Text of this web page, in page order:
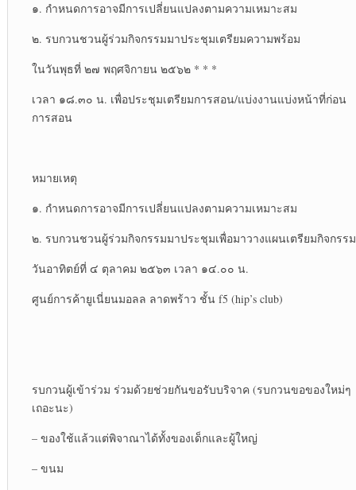
๑. กำหนดการอาจมีการเปลี่ยนแปลงตามความเหมาะสม
๒. รบกวนชวนผู้ร่วมกิจกรรมมาประชุมเตรียมความพร้อม
ในวันพุธที่ ๒๗ พฤศจิกายน ๒๕๖๒ * * *
เวลา ๑๘.๓๐ น. เพื่อประชุมเตรียมการสอน/แบ่งงานแบ่งหน้าที่ก่อน
การสอน
หมายเหตุ
๑. กำหนดการอาจมีการเปลี่ยนแปลงตามความเหมาะสม
๒. รบกวนชวนผู้ร่วมกิจกรรมมาประชุมเพื่อมาวางแผนเตรียมกิจกรรม
วันอาทิตย์ที่ ๔ ตุลาคม ๒๕๖๓ เวลา ๑๔.๐๐ น.
ศูนย์การค้ายูเนี่ยนมอลล ลาดพร้าว ชั้น f5 (hip’s club)
รบกวนผู้เข้าร่วม ร่วมด้วยช่วยกันขอรับบริจาค (รบกวนขอของใหม่ๆ
เถอะนะ)
– ของใช้แล้วแต่พิจาณาได้ทั้งของเด็กและผู้ใหญ่
– ขนม